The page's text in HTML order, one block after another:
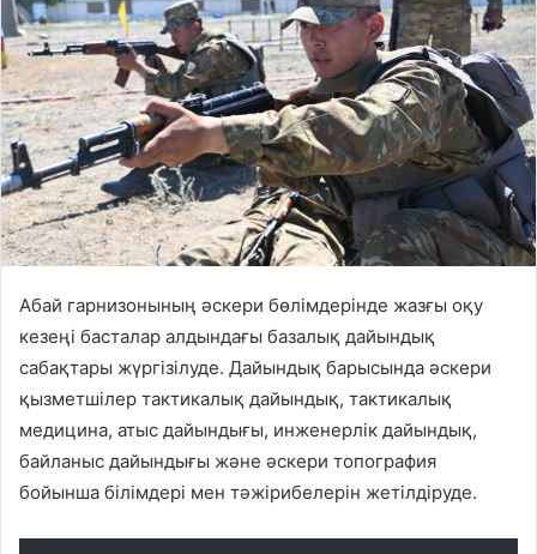
Абай гарнизонының әскери бөлімдерінде жазғы оқу
кезеңі басталар алдындағы базалық дайындық
сабақтары жүргізілуде. Дайындық барысында әскери
қызметшілер тактикалық дайындық, тактикалық
медицина, атыс дайындығы, инженерлік дайындық,
байланыс дайындығы және әскери топография
бойынша білімдері мен тәжірибелерін жетілдіруде.